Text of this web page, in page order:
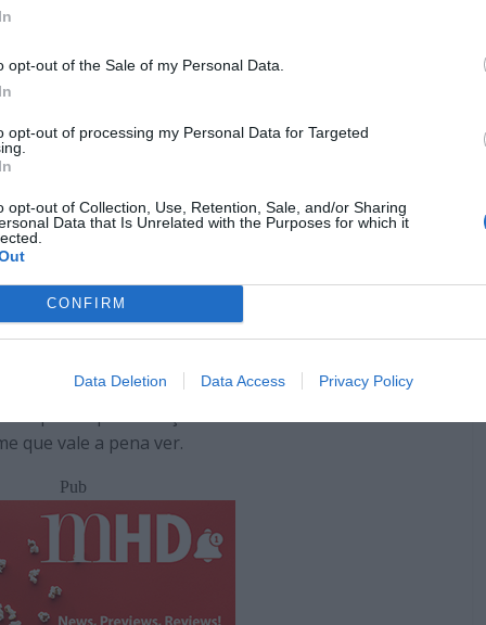
opt-out of the Sale of my Personal Data.
opt-out of processing my Personal Data for Targeted
opt-out of Collection, Use, Retention, Sale, and/or Sharing
Data that Is Unrelated with the Purposes for which it
CONFIRM
Data Deletion Data Access Privacy Policy
suas mais importantes obras cinematográficas. E o
conhecermos o seu contexto, podemos acreditar
Birkut (interpretado por Jerzy Radziwiłowicz), existiu
personagem de ficção. No entanto, a sua história
que o filme nos apresenta, na Polónia dos anos
histórica em dois sentidos. 1 – importância
pela representação e análise de uma determinada
que vale a pena ver.
Pub